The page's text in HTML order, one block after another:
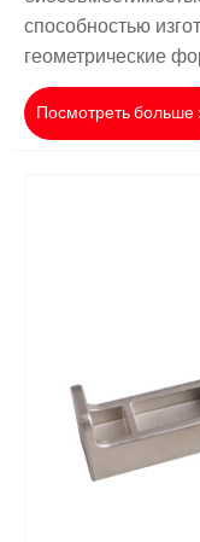
способностью
геометрические
Посмотреть больше